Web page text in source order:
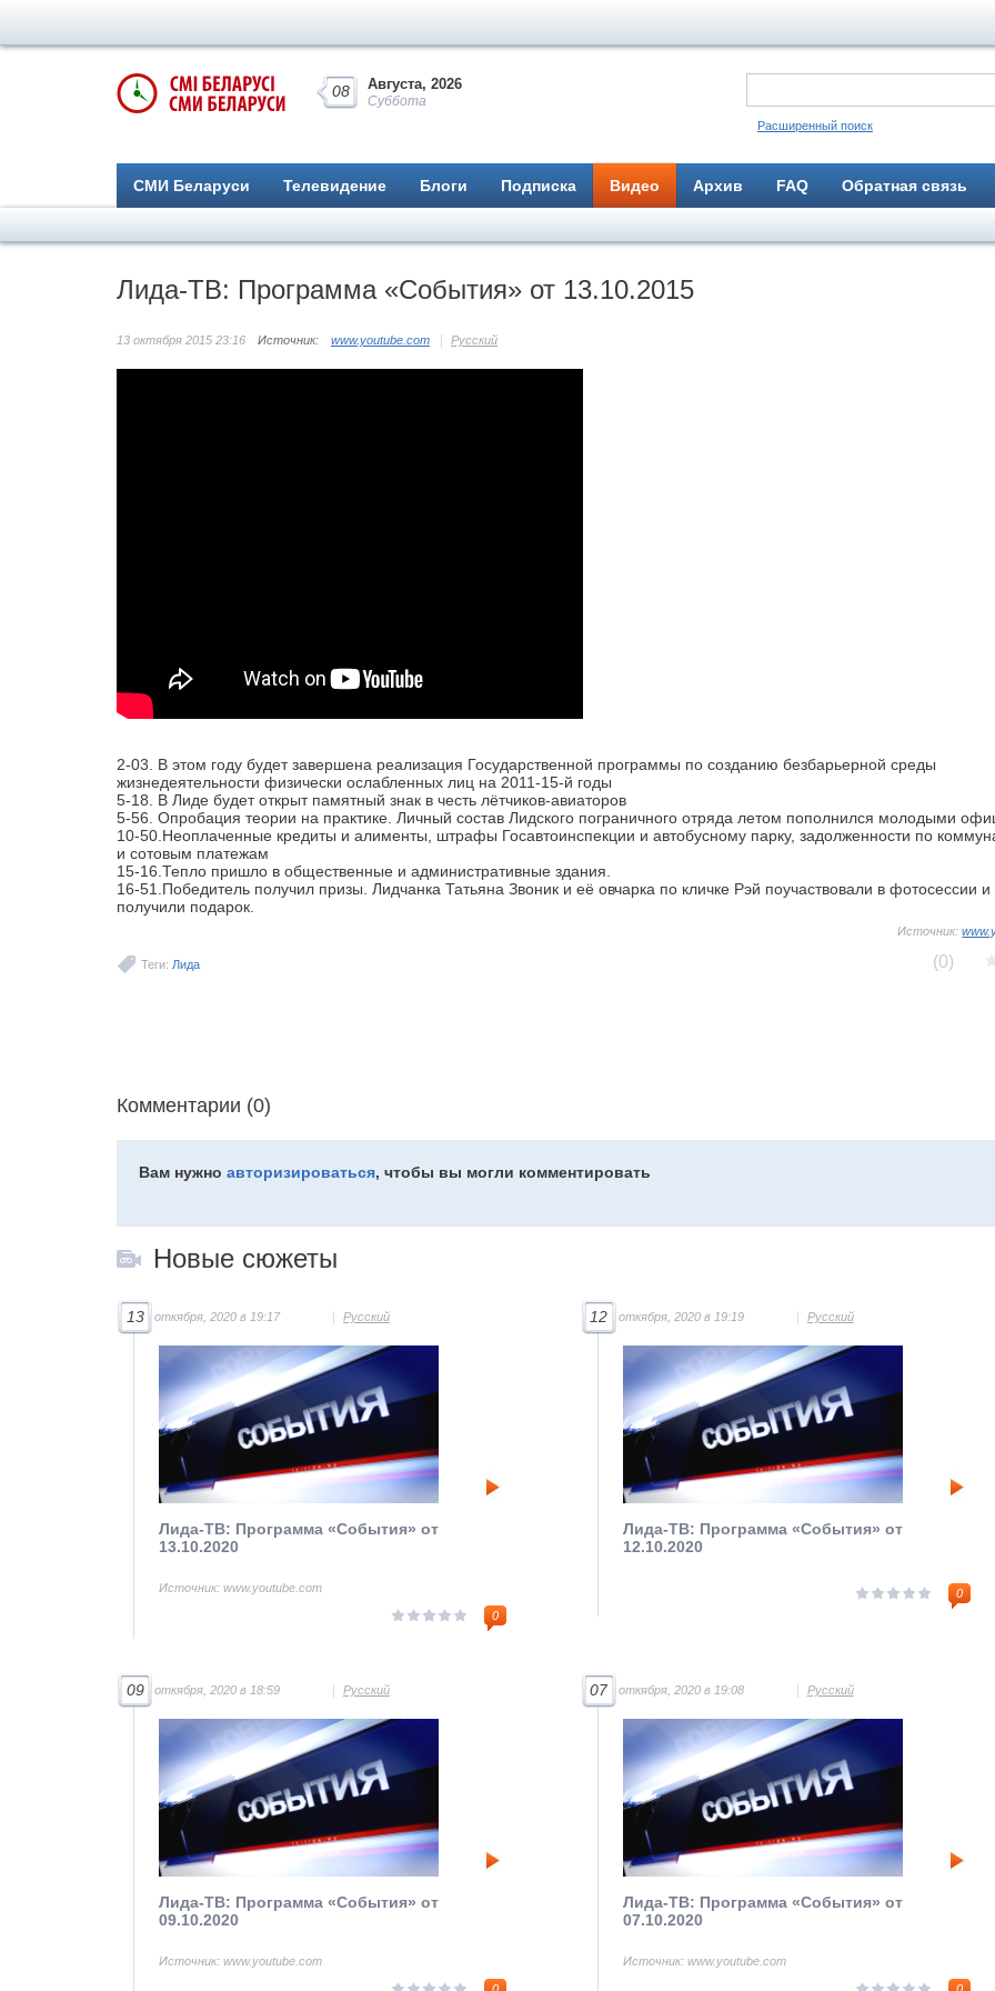
08 Августа, 2026
Суббота
Расширенный поиск
СМИ Беларуси Телевидение Блоги Подписка Видео Архив FAQ Обратная связь
Лида-ТВ: Программа «События» от 13.10.2015
13 октября 2015 23:16 Источник: www.youtube.com Русский
2-03. В этом году будет завершена реализация Государственной программы по созданию безбарьерной среды
жизнедеятельности физически ослабленных лиц на 2011-15-й годы
5-18. В Лиде будет открыт памятный знак в честь лётчиков-авиаторов
5-56. Опробация теории на практике. Личный состав Лидского пограничного отряда летом пополнился молодыми
10-50.Неоплаченные кредиты и алименты, штрафы Госавтоинспекции и автобусному парку, задолженности по
и сотовым платежам
15-16.Тепло пришло в общественные и административные здания.
16-51.Победитель получил призы. Лидчанка Татьяна Звоник и её овчарка по кличке Рэй поучаствовали в фотосессии и
получили подарок.
Источник:
Теги: Лида (0)
Комментарии (0)
Вам нужно авторизироваться, чтобы вы могли комментировать
Новые сюжеты
13 откября, 2020 в 19:17 Русский
Лида-ТВ: Программа «События» от
13.10.2020
Источник: www.youtube.com
0
12 откября, 2020 в 19:19 Русский
Лида-ТВ: Программа «События» от
12.10.2020
0
09 откября, 2020 в 18:59 Русский
Лида-ТВ: Программа «События» от
09.10.2020
Источник: www.youtube.com
07 откября, 2020 в 19:08 Русский
Лида-ТВ: Программа «События» от
07.10.2020
Источник: www.youtube.com